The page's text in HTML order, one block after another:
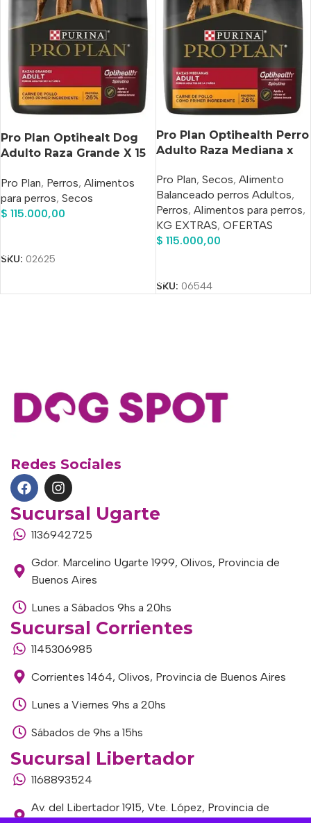
Pro Plan Optihealt Dog
Adulto Raza Grande X 15
Pro Plan, Perros, Alimentos
para perros, Secos
$ 115.000,00
SKU: 02625
Pro Plan Optihealth Perro
Adulto Raza Mediana x
Pro Plan, Secos, Alimento
Balanceado perros Adultos,
Perros, Alimentos para perros,
KG EXTRAS, OFERTAS
$ 115.000,00
SKU: 06544
Redes Sociales
Sucursal Ugarte
1136942725
Gdor. Marcelino Ugarte 1999, Olivos, Provincia de
Buenos Aires
Lunes a Sábados 9hs a 20hs
Sucursal Corrientes
1145306985
Corrientes 1464, Olivos, Provincia de Buenos Aires
Lunes a Viernes 9hs a 20hs
Sábados de 9hs a 15hs
Sucursal Libertador
1168893524
Av. del Libertador 1915, Vte. López, Provincia de